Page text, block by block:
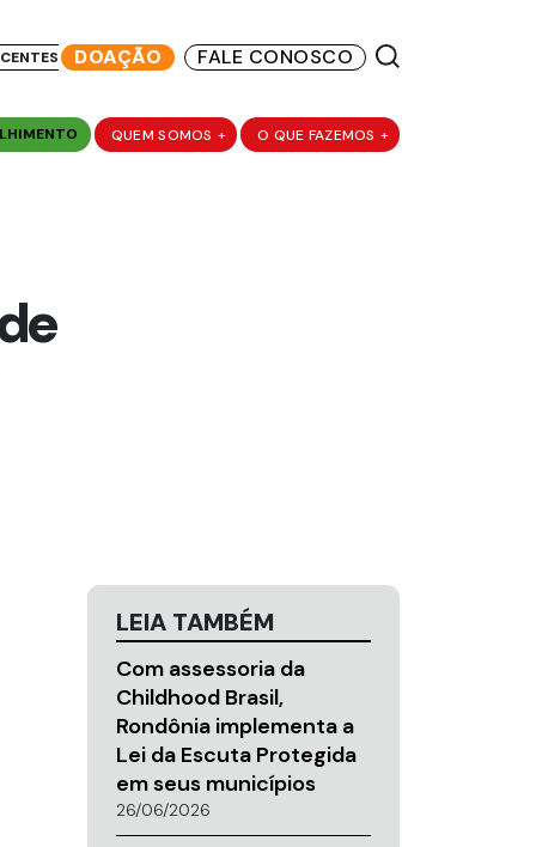
DOAÇÃO FALE CONOSCO
QUEM SOMOS + O QUE FAZEMOS +
LEIA TAMBÉM
Com assessoria da
Childhood Brasil,
Rondônia implementa a
Lei da Escuta Protegida
em seus municípios
26/06/2026